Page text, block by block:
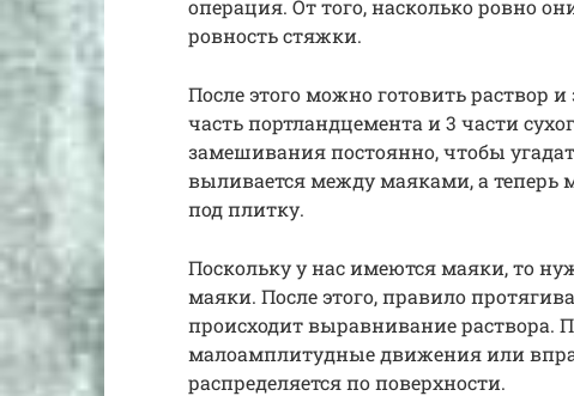
операция. От того, насколько ровно
ровность стяжки.
После этого можно готовить раствор
часть портландцемента и 3 части
замешивания постоянно, чтобы
выливается между маяками, а теперь
под плитку.
Поскольку у нас имеются маяки, то
маяки. После этого, правило
происходит выравнивание раствора.
малоамплитудные движения или
распределяется по поверхности.